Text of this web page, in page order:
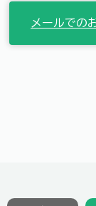
メールでの